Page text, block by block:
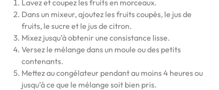
Lavez et coupez les fruits en morceaux.
Dans un mixeur, ajoutez les fruits coupés, le jus de
fruits, le sucre et le jus de citron.
Mixez jusqu’à obtenir une consistance lisse.
Versez le mélange dans un moule ou des petits
contenants.
Mettez au congélateur pendant au moins 4 heures ou
jusqu’à ce que le mélange soit bien pris.